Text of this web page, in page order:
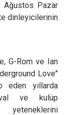
Ağustos Pazar
dinleyicilerinin
G-Rom ve Ian
Love"
eden yıllarda
ve kulüp
yeteneklerini